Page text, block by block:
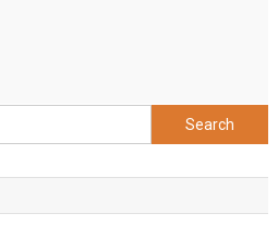
Search
for: